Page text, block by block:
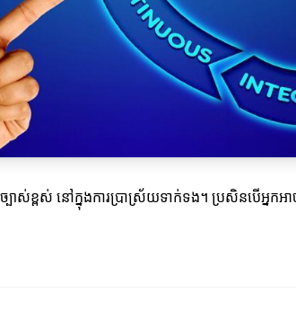
ស់ នៅក្នុងការប្រាស្រ័យទាក់ទង។ ប្រសិនបើអ្នកអាច